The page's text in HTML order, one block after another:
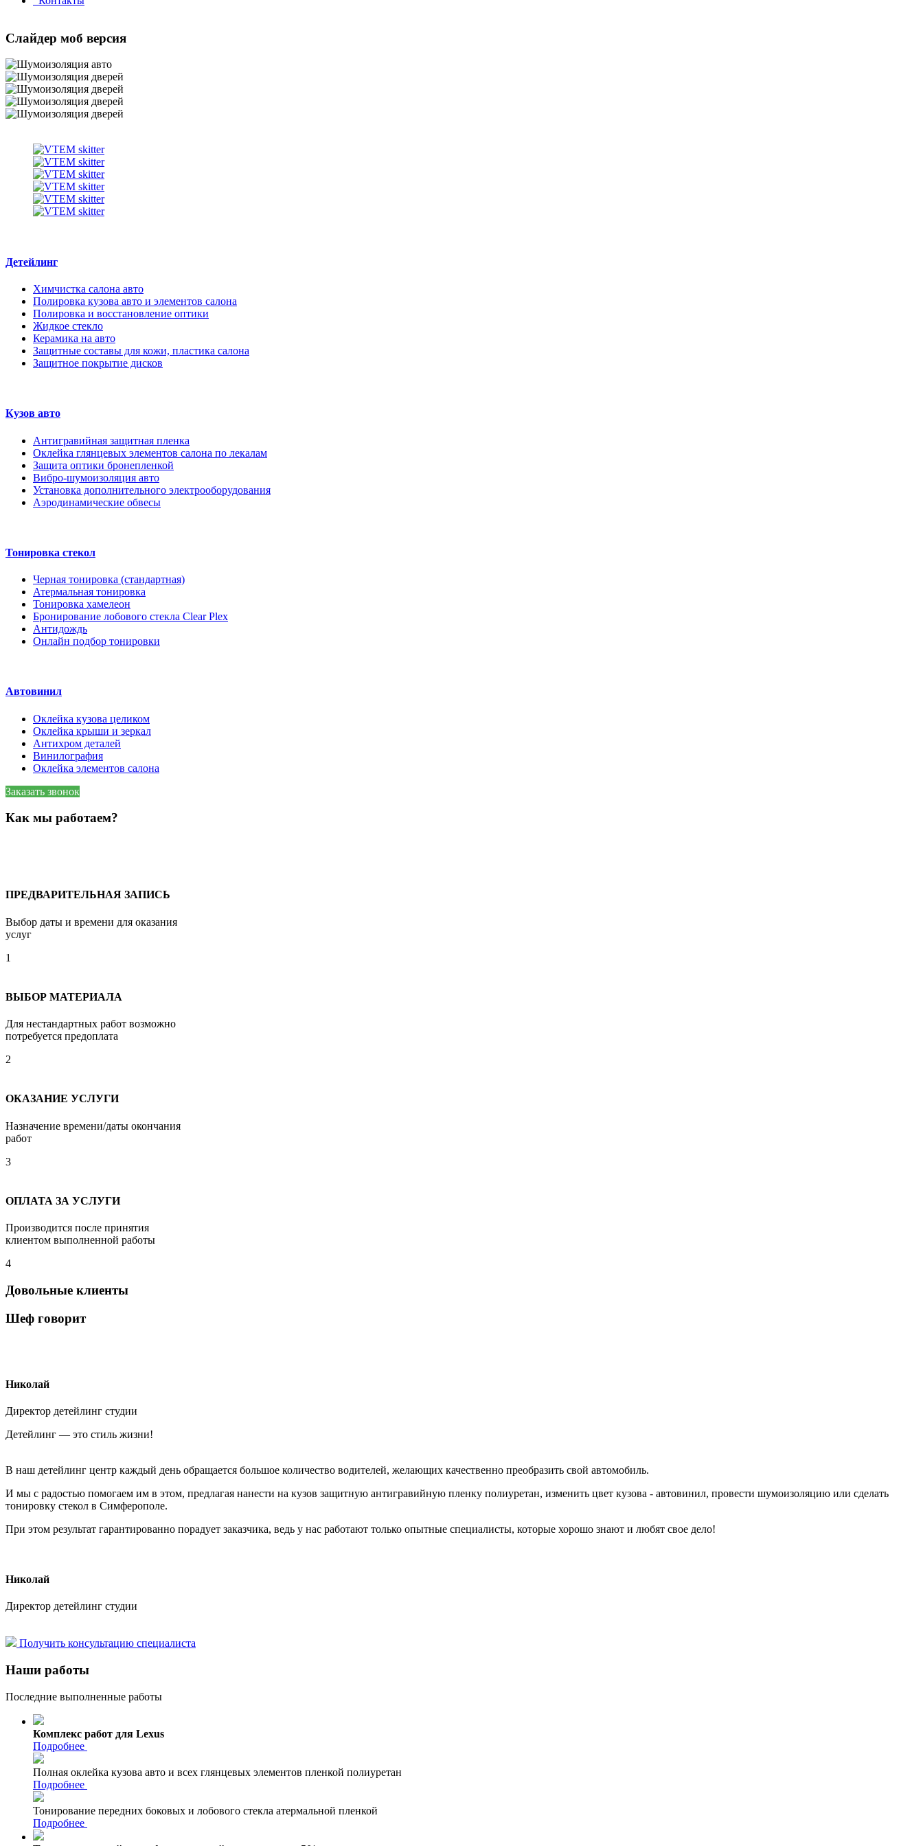
Слайдер моб версия
Детейлинг
Химчистка салона авто
Полировка кузова авто и элементов салона
Полировка и восстановление оптики
Жидкое стекло
Керамика на авто
Защитные составы для кожи, пластика салона
Защитное покрытие дисков
Кузов авто
Антигравийная защитная пленка
Оклейка глянцевых элементов салона по лекалам
Защита оптики бронепленкой
Вибро-шумоизоляция авто
Установка дополнительного электрооборудования
Аэродинамические обвесы
Тонировка стекол
Черная тонировка (стандартная)
Атермальная тонировка
Тонировка хамелеон
Бронирование лобового стекла Clear Plex
Антидождь
Онлайн подбор тонировки
Автовинил
Оклейка кузова целиком
Оклейка крыши и зеркал
Антихром деталей
Винилография
Оклейка элементов салона
Заказать звонок
Как мы работаем?
ПРЕДВАРИТЕЛЬНАЯ ЗАПИСЬ
Выбор даты и времени для оказания
услуг
1
ВЫБОР МАТЕРИАЛА
Для нестандартных работ возможно
потребуется предоплата
2
ОКАЗАНИЕ УСЛУГИ
Назначение времени/даты окончания
работ
3
ОПЛАТА ЗА УСЛУГИ
Производится после принятия
клиентом выполненной работы
4
Довольные клиенты
Шеф говорит
Николай
Директор детейлинг студии
Детейлинг — это стиль жизни!
В наш детейлинг центр каждый день обращается большое количество водителей, желающих качественно преобразить свой автомобиль.
И мы с радостью помогаем им в этом, предлагая нанести на кузов защитную антигравийную пленку полиуретан, изменить цвет кузова - автовинил, провести шумоизоляцию или сделать
тонировку стекол в Симферополе.
При этом результат гарантированно порадует заказчика, ведь у нас работают только опытные специалисты, которые хорошо знают и любят свое дело!
Николай
Директор детейлинг студии
Получить консультацию специалиста
Наши работы
Последние выполненные работы
Комплекс работ для Lexus
Подробнее
Полная оклейка кузова авто и всех глянцевых элементов пленкой полиуретан
Подробнее
Тонирование передних боковых и лобового стекла атермальной пленкой
Подробнее